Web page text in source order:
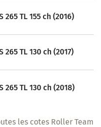
265 TL 155 ch (2016)
265 TL 130 ch (2017)
265 TL 130 ch (2018)
les cotes Roller Team